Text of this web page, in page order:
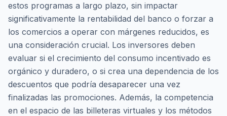
estos programas a largo plazo, sin impactar
significativamente la rentabilidad del banco o forzar a
los comercios a operar con márgenes reducidos, es
una consideración crucial. Los inversores deben
evaluar si el crecimiento del consumo incentivado es
orgánico y duradero, o si crea una dependencia de los
descuentos que podría desaparecer una vez
finalizadas las promociones. Además, la competencia
en el espacio de las billeteras virtuales y los métodos